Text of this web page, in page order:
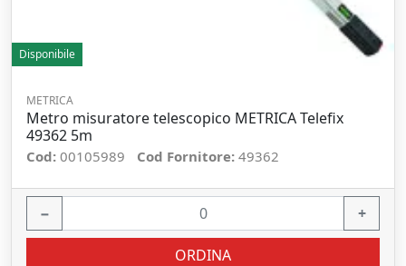
Disponibile
METRICA
Metro misuratore telescopico METRICA Telefix
49362 5m
Cod: 00105989 Cod Fornitore: 49362
− +
ORDINA